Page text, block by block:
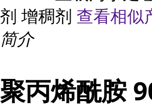
剂 增稠剂 查看相似
简介
聚丙烯酰胺